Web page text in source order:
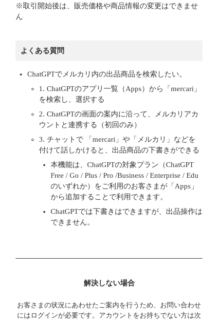
※取引開始後は、販売価格や商品情報の変更はできませ
ん
よくある質問
ChatGPTでメルカリ内の出品商品を検索したい。
1. ChatGPTのアプリ一覧（Apps）から「mercari」
を検索し、選択する
2. ChatGPTの画面の案内に沿って、メルカリアカ
ウントと連携する（初回のみ）
3. チャットで 「mercari」や「メルカリ」などを
付けて話しかけると、出品商品の下書きができる
本機能は、ChatGPTの対象プラン（ChatGPT
Free / Go / Plus / Pro /Business / Enterprise / Edu
のいずれか）をご利用のお客さまが「Apps」
から追加することで利用できます。
ChatGPTでは下書きはできますが、出品操作は
できません。
解決しない場合
お客さまの状況にあわせたご案内を行うため、お問い合わせ
にはログインが必要です。アカウントをお持ちでない方は次